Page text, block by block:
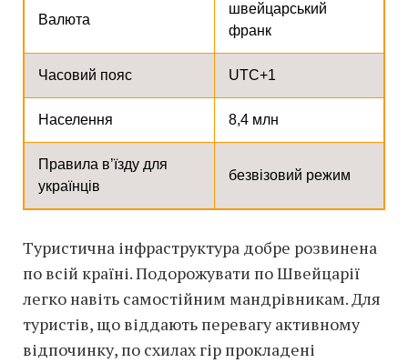
Валюта
швейцарський
франк
Часовий пояс UTC+1
Населення 8,4 млн
Правила в’їзду для
українців
безвізовий режим
Туристична інфраструктура добре розвинена
по всій країні. Подорожувати по Швейцарії
легко навіть самостійним мандрівникам. Для
туристів, що віддають перевагу активному
відпочинку, по схилах гір прокладені